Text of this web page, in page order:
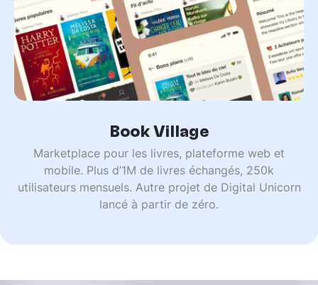
Book Village
Marketplace pour les livres, plateforme web et
mobile. Plus d’1M de livres échangés, 250k
utilisateurs mensuels. Autre projet de Digital Unicorn
lancé à partir de zéro.